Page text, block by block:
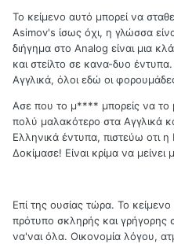
Το κείμενο αυτό μπορεί να
Asimov's ίσως όχι, η γλώσσα
διήγημα στο Analog είναι μια
και στείλτο σε κανα-δυο
Αγγλικά, όλοι εδώ οι
Ασε που το μ**** μπορείς να το
πολύ μαλακότερο στα Αγγλικά
Ελληνικά έντυπα, πιστεύω οτι
Δοκίμασε! Είναι κρίμα να
Επί της ουσίας τώρα. Το
πρότυπο σκληρής και γρήγορης
να'ναι όλα. Οικονομία λόγου,